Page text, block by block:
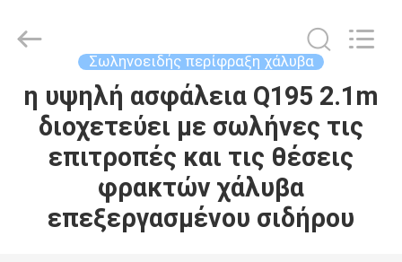
ΣΠΊΤΙ
ΠΡΟΪΌΝΤΑ
ΠΕΡΊΠΟΥ
Copyright
securityfence.com.
Σωληνοειδής περίφραξη χάλυβα
η υψηλή ασφάλεια Q195 2.1m
διοχετεύει με σωλήνες τις
επιτροπές και τις θέσεις
φρακτών χάλυβα
επεξεργασμένου σιδήρου